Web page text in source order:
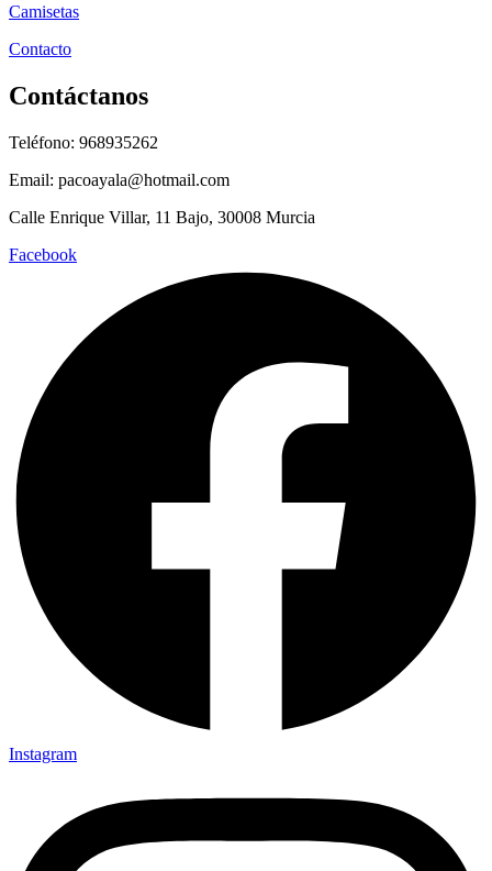
Camisetas
Contacto
Contáctanos
Teléfono: 968935262
Email: pacoayala@hotmail.com
Calle Enrique Villar, 11 Bajo, 30008 Murcia
Facebook
Instagram